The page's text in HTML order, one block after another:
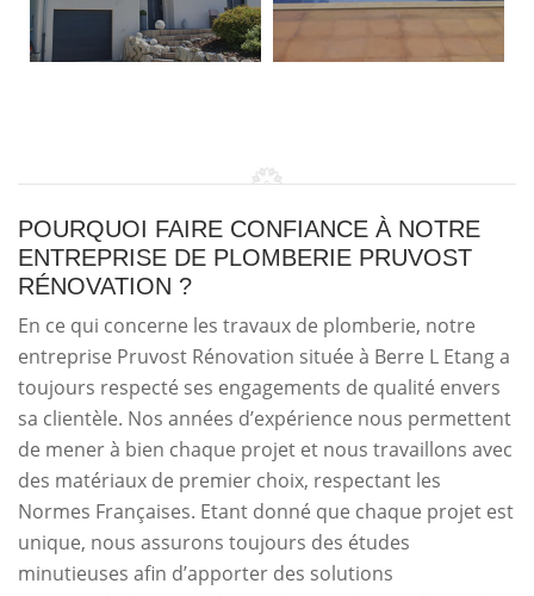
POURQUOI FAIRE CONFIANCE À NOTRE
ENTREPRISE DE PLOMBERIE PRUVOST
RÉNOVATION ?
En ce qui concerne les travaux de plomberie, notre
entreprise Pruvost Rénovation située à Berre L Etang a
toujours respecté ses engagements de qualité envers
sa clientèle. Nos années d’expérience nous permettent
de mener à bien chaque projet et nous travaillons avec
des matériaux de premier choix, respectant les
Normes Françaises. Etant donné que chaque projet est
unique, nous assurons toujours des études
minutieuses afin d’apporter des solutions